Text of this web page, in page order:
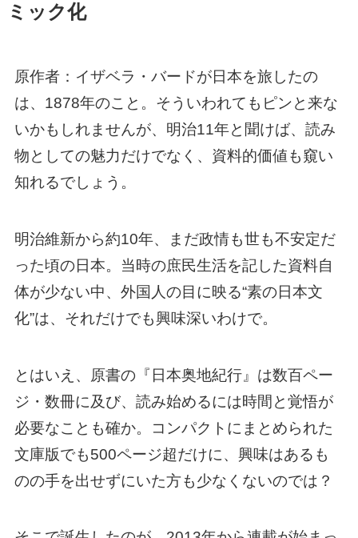
ミック化
原作者：イザベラ・バードが日本を旅したの
は、1878年のこと。そういわれてもピンと来な
いかもしれませんが、明治11年と聞けば、読み
物としての魅力だけでなく、資料的価値も窺い
知れるでしょう。
明治維新から約10年、まだ政情も世も不安定だ
った頃の日本。当時の庶民生活を記した資料自
体が少ない中、外国人の目に映る“素の日本文
化”は、それだけでも興味深いわけで。
とはいえ、原書の『日本奥地紀行』は数百ペー
ジ・数冊に及び、読み始めるには時間と覚悟が
必要なことも確か。コンパクトにまとめられた
文庫版でも500ページ超だけに、興味はあるも
のの手を出せずにいた方も少なくないのでは？